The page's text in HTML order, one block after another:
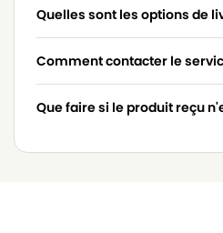
Quelles sont les options de
Comment contacter le
Que faire si le produit reçu